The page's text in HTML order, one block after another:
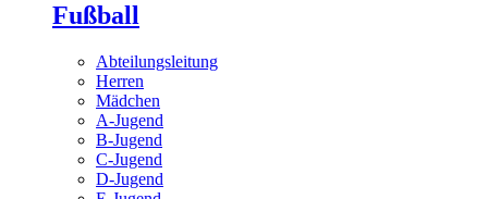
Fußball
Abteilungsleitung
Herren
Mädchen
A-Jugend
B-Jugend
C-Jugend
D-Jugend